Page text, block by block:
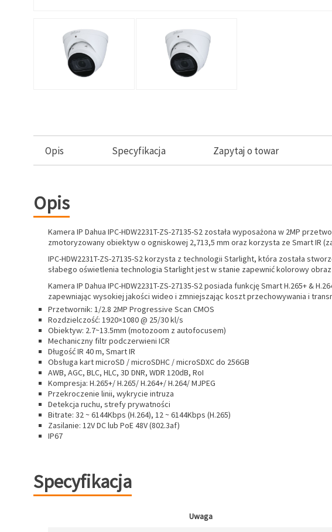
Opis Specyfikacja Zapytaj o towar
Opis
Kamera IP Dahua IPC-HDW2231T-ZS-27135-S2 została wyposażona w 2MP
zmotoryzowany obiektyw o ogniskowej 2,713,5 mm oraz korzysta ze Smart IR
IPC-HDW2231T-ZS-27135-S2 korzysta z technologii Starlight, która została
słabego oświetlenia technologia Starlight jest w stanie zapewnić kolorowy
Kamera IP Dahua IPC-HDW2231T-ZS-27135-S2 posiada funkcję Smart H.265+ &
zapewniając wysokiej jakości wideo i zmniejszając koszt przechowywania i
Przetwornik: 1/2.8 2MP Progressive Scan CMOS
Rozdzielczość: 1920×1080 @ 25/30 kl/s
Obiektyw: 2.7~13.5mm (motozoom z autofocusem)
Mechaniczny filtr podczerwieni ICR
Długość IR 40 m, Smart IR
Obsługa kart microSD / microSDHC / microSDXC do 256GB
AWB, AGC, BLC, HLC, 3D DNR, WDR 120dB, RoI
Kompresja: H.265+/ H.265/ H.264+/ H.264/ MJPEG
Przekroczenie linii, wykrycie intruza
Detekcja ruchu, strefy prywatności
Bitrate: 32 ~ 6144Kbps (H.264), 12 ~ 6144Kbps (H.265)
Zasilanie: 12V DC lub PoE 48V (802.3af)
IP67
Specyfikacja
Uwaga